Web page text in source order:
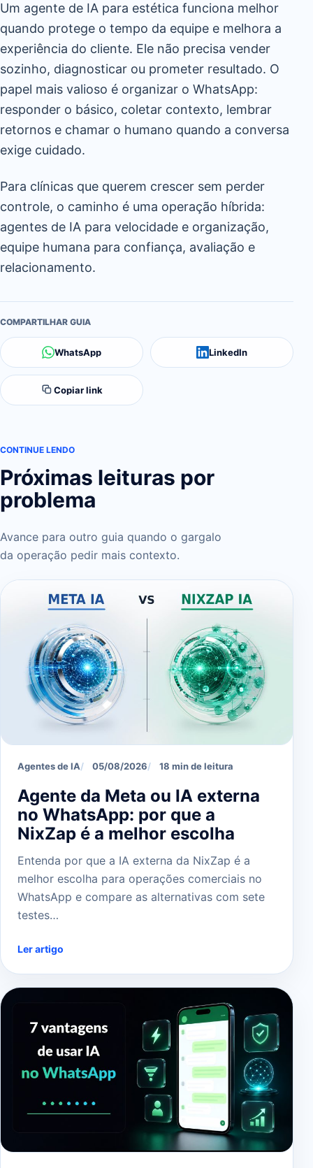
Um agente de IA para estética funciona melhor
quando protege o tempo da equipe e melhora a
experiência do cliente. Ele não precisa vender
sozinho, diagnosticar ou prometer resultado. O
papel mais valioso é organizar o WhatsApp:
responder o básico, coletar contexto, lembrar
retornos e chamar o humano quando a conversa
exige cuidado.
Para clínicas que querem crescer sem perder
controle, o caminho é uma operação híbrida:
agentes de IA para velocidade e organização,
equipe humana para confiança, avaliação e
relacionamento.
COMPARTILHAR GUIA
WhatsApp LinkedIn
Copiar link
CONTINUE LENDO
Próximas leituras por
problema
Avance para outro guia quando o gargalo
da operação pedir mais contexto.
Agentes de IA 05/08/2026 18 min de leitura
Agente da Meta ou IA externa
no WhatsApp: por que a
NixZap é a melhor escolha
Entenda por que a IA externa da NixZap é a
melhor escolha para operações comerciais no
WhatsApp e compare as alternativas com sete
testes…
Ler artigo